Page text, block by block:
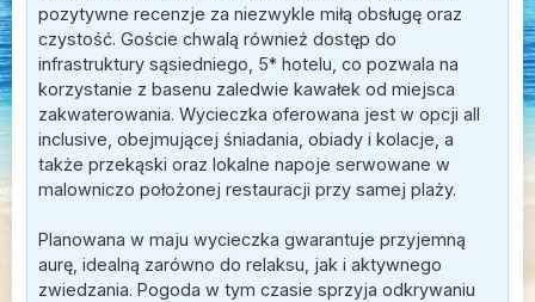
pozytywne recenzje za niezwykle miłą obsługę oraz
czystość. Goście chwalą również dostęp do
infrastruktury sąsiedniego, 5* hotelu, co pozwala na
korzystanie z basenu zaledwie kawałek od miejsca
zakwaterowania. Wycieczka oferowana jest w opcji all
inclusive, obejmującej śniadania, obiady i kolacje, a
także przekąski oraz lokalne napoje serwowane w
malowniczo położonej restauracji przy samej plaży.
Planowana w maju wycieczka gwarantuje przyjemną
aurę, idealną zarówno do relaksu, jak i aktywnego
zwiedzania. Pogoda w tym czasie sprzyja odkrywaniu